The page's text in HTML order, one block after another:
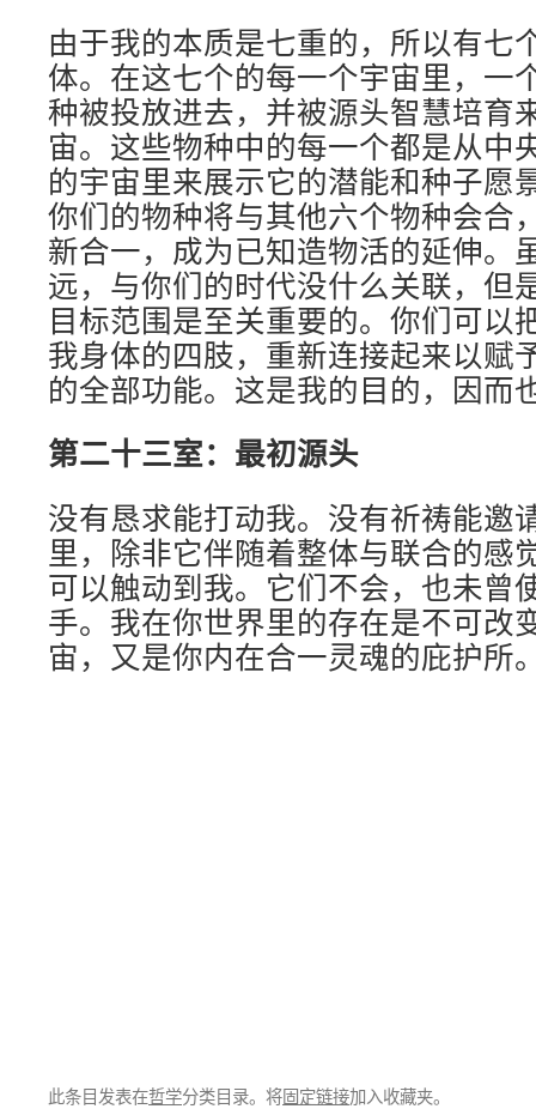
由于我的本质是七重的，所以有七
体。在这七个的每一个宇宙里，一
种被投放进去，并被源头智慧培育
宙。这些物种中的每一个都是从中
的宇宙里来展示它的潜能和种子愿
你们的物种将与其他六个物种会合
新合一，成为已知造物活的延伸。
远，与你们的时代没什么关联，但
目标范围是至关重要的。你们可以
我身体的四肢，重新连接起来以赋
的全部功能。这是我的目的，因而
第二十三室：最初源头
没有恳求能打动我。没有祈祷能邀
里，除非它伴随着整体与联合的感
可以触动到我。它们不会，也未曾
手。我在你世界里的存在是不可改
宙，又是你内在合一灵魂的庇护所
此条目发表在哲学分类目录。将固定链接加入收藏夹。